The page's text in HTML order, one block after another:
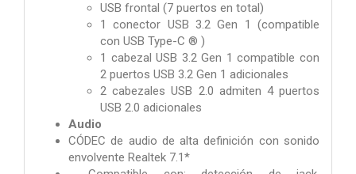
USB frontal (7 puertos en total)
1 conector USB 3.2 Gen 1 (compatible
con USB Type-C ® )
1 cabezal USB 3.2 Gen 1 compatible con
2 puertos USB 3.2 Gen 1 adicionales
2 cabezales USB 2.0 admiten 4 puertos
USB 2.0 adicionales
Audio
CÓDEC de audio de alta definición con sonido
envolvente Realtek 7.1*